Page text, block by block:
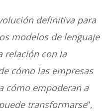
definitiva para
modelos de lenguaje
relación con la
cómo las empresas
cómo empoderan a
transformarse”,